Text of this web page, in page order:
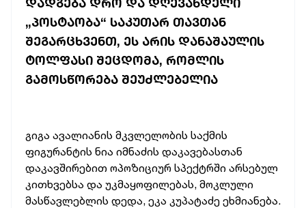
„ᲞᲝᲡᲢᲐᲝᲑᲐ“ ᲡᲐᲙᲣᲗᲐᲠ ᲗᲐᲕᲗᲐᲜ
ᲨᲔᲒᲐᲠᲪᲮᲕᲔᲜᲗ, ᲔᲡ ᲐᲠᲘᲡ ᲓᲐᲜᲐᲨᲐᲣᲚᲘᲡ
ᲢᲝᲚᲤᲐᲡᲘ ᲨᲔᲪᲓᲝᲛᲐ, ᲠᲝᲛᲚᲘᲡ
ᲒᲐᲛᲝᲡᲬᲝᲠᲔᲑᲐ ᲨᲔᲣᲫᲚᲔᲑᲔᲚᲘᲐ
გიგა ავალიანის მკვლელობის საქმის
ფიგურანტის ნია იმნაძის დაკავებასთან
დაკავშირებით ოპოზიციურ სპექტრში არსებულ
კითხვებსა და უკმაყოფილებას, მოკლული
მასწავლებლის დედა, ეკა კუპატაძე ეხმიანება.